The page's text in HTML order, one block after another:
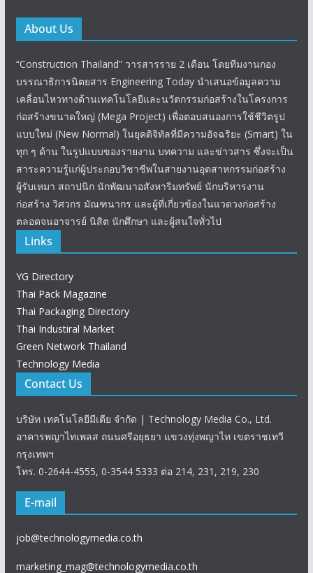
About Us
“Construction Thailand” วารสารราย 2 เดือน โดยทีมงานกอง
บรรณาธิการนิตยสาร Engineering Today นำเสนอข้อมูลความ
เคลื่อนไหวทางด้านเทคโนโลยีและนวัตกรรมก่อสร้างในโครงการ
ก่อสร้างขนาดใหญ่ (Mega Project) เพื่อตอบสนองการใช้ชีวิตรูป
แบบใหม่ (New Normal) ในยุคดิจิทัลที่มีความอัจฉริยะ (Smart) ใน
ทุก ๆ ด้าน ในรูปแบบของรายงาน บทความ และข่าวสาร ซึ่งจะเป็น
สาระความรู้แก่ผู้ประกอบวิชาชีพในสายงานอุตสาหกรรมก่อสร้าง
ผู้รับเหมา สถาปนิก นักพัฒนาอสังหาริมทรัพย์ นักบริหารงาน
ก่อสร้าง วิศวกร มัณฑนากร และผู้ที่เกี่ยวข้องในแวดวงก่อสร้าง
ตลอดจนอาจารย์ นิสิต นักศึกษา และผู้สนใจทั่วไป
Links
YG Directory
Thai Pack Magazine
Thai Packaging Directory
Thai Industiral Market
Green Network Thailand
Technology Media
Contact Us
บริษัท เทคโนโลยีมีเดีย จำกัด | Technology Media Co., Ltd.
อาคารพญาไทเพลส ถนนศรีอยุธยา แขวงทุ่งพญาไท เขตราชเทวี
กรุงเทพฯ
โทร. 0-2644-4555, 0-3544 5333 ต่อ 214, 231, 219, 230
E-mail
job@technologymedia.co.th
marketing_mag@technologymedia.co.th